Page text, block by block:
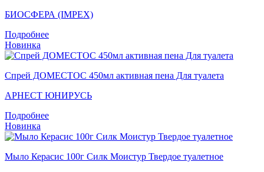
БИОСФЕРА (IMPEX)
Подробнее
Новинка
Спрей ДОМЕСТОС 450мл активная пена Для туалета
АРНЕСТ ЮНИРУСЬ
Подробнее
Новинка
Мыло Керасис 100г Силк Моистур Твердое туалетное